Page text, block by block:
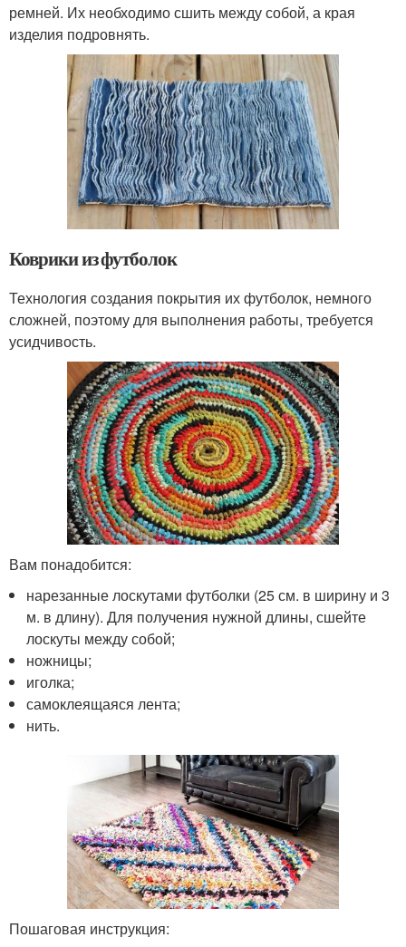
ремней. Их необходимо сшить между собой, а края
изделия подровнять.
Коврики из футболок
Технология создания покрытия их футболок, немного
сложней, поэтому для выполнения работы, требуется
усидчивость.
Вам понадобится:
нарезанные лоскутами футболки (25 см. в ширину и 3
м. в длину). Для получения нужной длины, сшейте
лоскуты между собой;
ножницы;
иголка;
самоклеящаяся лента;
нить.
Пошаговая инструкция: